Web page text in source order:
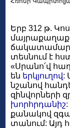
Երբ 312 թ.
տեսնում է
«Սրանո՛վ
են երկյուղով:
նշանով
զինվորների
խորհրդանիշ
քանակով
տանում: Այդ